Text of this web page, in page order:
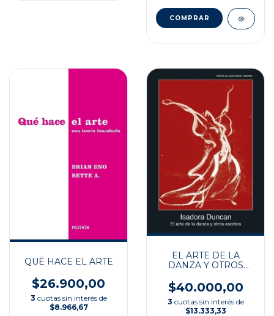
QUÉ HACE EL ARTE
$26.900,00
3 cuotas sin interés de
$8.966,67
EL ARTE DE LA
DANZA Y OTROS
$40.000,00
3 cuotas sin interés de
$13.333,33